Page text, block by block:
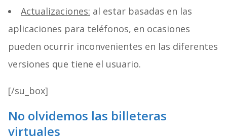
Actualizaciones: al estar basadas en las
aplicaciones para teléfonos, en ocasiones
pueden ocurrir inconvenientes en las diferentes
versiones que tiene el usuario.
[/su_box]
No olvidemos las billeteras
virtuales